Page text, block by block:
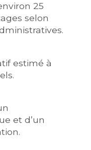
25
selon
estimé à
et d’un